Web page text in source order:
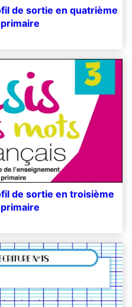
de sortie en quatrième
de sortie en troisième